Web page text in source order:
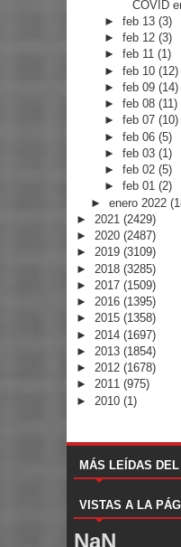
COVID
►feb 13(3)
►feb 12(3)
►feb 11(1)
►feb 10(12)
►feb 09(14)
►feb 08(11)
►feb 07(10)
►feb 06(5)
►feb 03(1)
►feb 02(5)
►feb 01(2)
► enero 2022
► 2021 (2429)
► 2020 (2487)
► 2019 (3109)
► 2018 (3285)
► 2017 (1509)
► 2016 (1395)
► 2015 (1358)
► 2014 (1697)
► 2013 (1854)
► 2012 (1678)
► 2011 (975)
► 2010 (1)
MÁS LEÍDAS
VISTAS A LA
NaN